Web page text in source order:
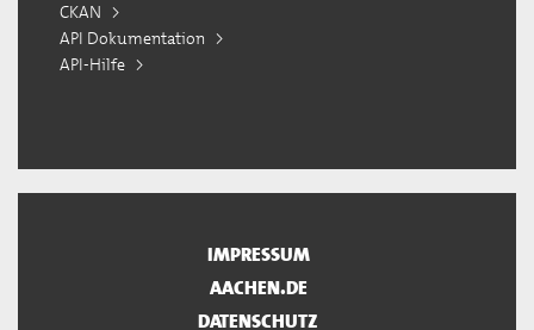
CKAN
API Dokumentation
API-Hilfe
IMPRESSUM
AACHEN.DE
DATENSCHUTZ